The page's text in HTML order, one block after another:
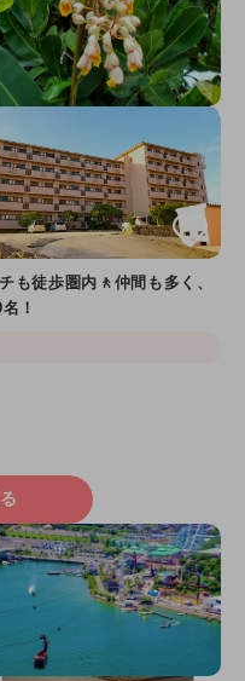
も徒歩圏内🚶仲間も多く、
！